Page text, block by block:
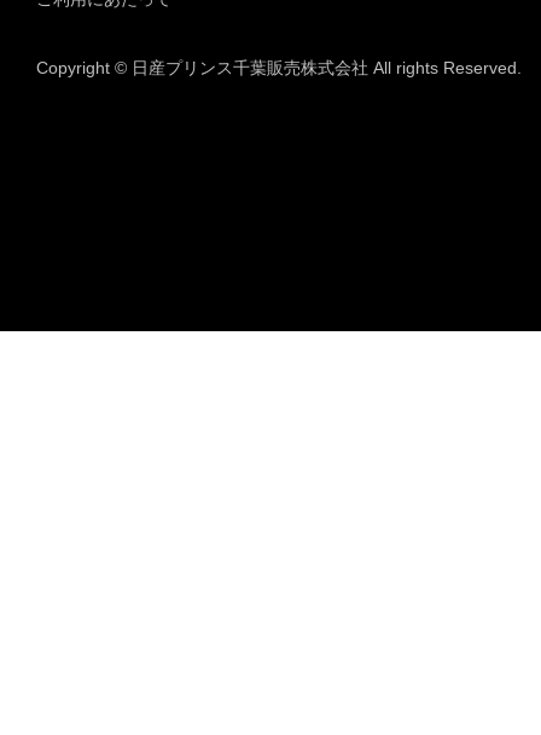
Copyright © 日産プリンス千葉販売株式会社 All rights Reserved.